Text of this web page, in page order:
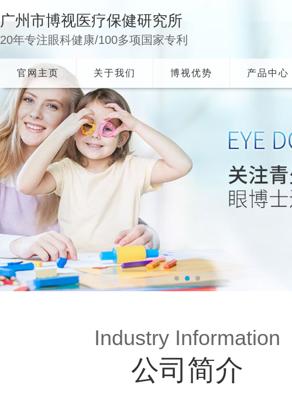
广州市博视医疗保健研究所
20年专注眼科健康/100多项国家专利
官网主页 关于我们 博视优势 产品中心
Industry Information
公司简介